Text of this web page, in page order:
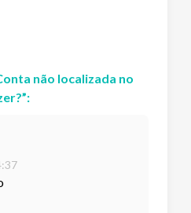
não localizada no
”: